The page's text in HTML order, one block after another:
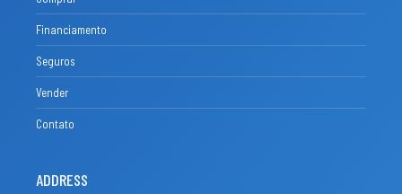
Financiamento
Seguros
Vender
Contato
ADDRESS